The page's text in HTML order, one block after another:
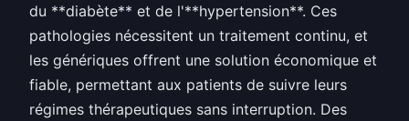
du **diabète** et de l'**hypertension**. Ces
pathologies nécessitent un traitement continu, et
les génériques offrent une solution économique et
fiable, permettant aux patients de suivre leurs
régimes thérapeutiques sans interruption. Des